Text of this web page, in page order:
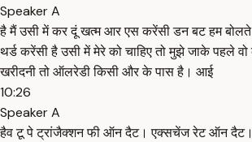
Speaker A
है मैं उसी में कर दूं खत्म आर एस करेंसी डन बट हम बोलते
थर्ड करेंसी है उसी में मेरे को चाहिए तो मुझे जाके पहले वो
खरीदनी तो ऑलरेडी किसी और के पास है। आई
10:26
Speaker A
हैव टू पे ट्रांजैक्शन फी ऑन दैट। एक्सचेंज रेट ऑन